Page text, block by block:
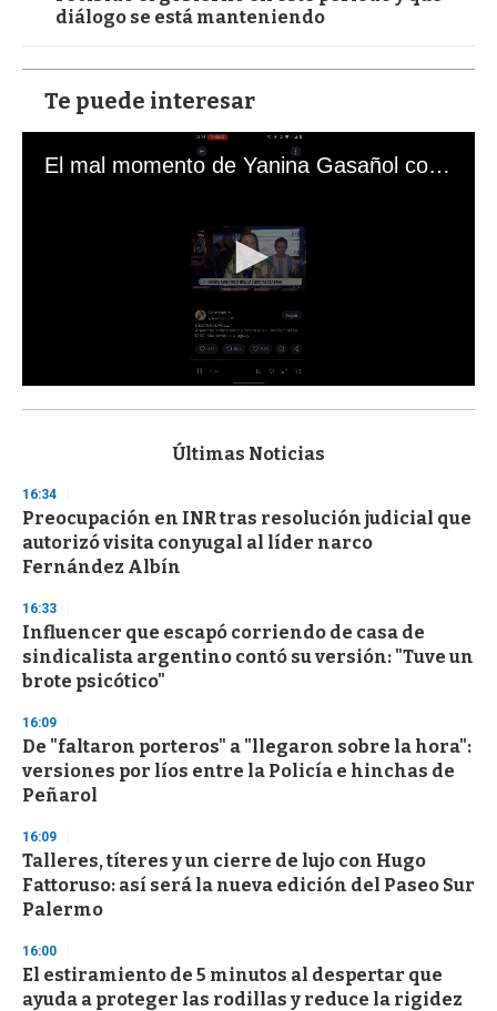
diálogo se está manteniendo
Te puede interesar
El mal momento de Yanina Gasañol con un hincha argentino en "Subrayado"
s
d
s
o
f
3
s
e
c
o
n
Últimas Noticias
16:34
Preocupación en INR tras resolución judicial que
autorizó visita conyugal al líder narco
Fernández Albín
16:33
Influencer que escapó corriendo de casa de
sindicalista argentino contó su versión: "Tuve un
brote psicótico"
16:09
De "faltaron porteros" a "llegaron sobre la hora":
versiones por líos entre la Policía e hinchas de
Peñarol
16:09
Talleres, títeres y un cierre de lujo con Hugo
Fattoruso: así será la nueva edición del Paseo Sur
Palermo
16:00
El estiramiento de 5 minutos al despertar que
ayuda a proteger las rodillas y reduce la rigidez